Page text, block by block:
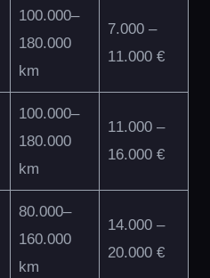
100.000–
180.000
km
7.000 –
11.000 €
100.000–
180.000
km
11.000 –
16.000 €
80.000–
160.000
km
14.000 –
20.000 €